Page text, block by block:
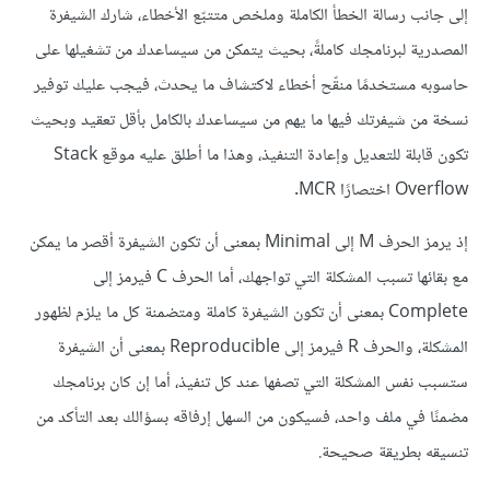
إلى جانب رسالة الخطأ الكاملة وملخص متتبّع الأخطاء، شارك الشيفرة
المصدرية لبرنامجك كاملةً، بحيث يتمكن من سيساعدك من تشغيلها على
حاسوبه مستخدمًا منقّح أخطاء لاكتشاف ما يحدث، فيجب عليك توفير
نسخة من شيفرتك فيها ما يهم من سيساعدك بالكامل بأقل تعقيد وبحيث
تكون قابلة للتعديل وإعادة التنفيذ، وهذا ما أطلق عليه موقع Stack
Overflow اختصارًا MCR.
إذ يرمز الحرف M إلى Minimal بمعنى أن تكون الشيفرة أقصر ما يمكن
مع بقائها تسبب المشكلة التي تواجهك، أما الحرف C فيرمز إلى
Complete بمعنى أن تكون الشيفرة كاملة ومتضمنة كل ما يلزم لظهور
المشكلة، والحرف R فيرمز إلى Reproducible بمعنى أن الشيفرة
ستسبب نفس المشكلة التي تصفها عند كل تنفيذ، أما إن كان برنامجك
مضمنًا في ملف واحد، فسيكون من السهل إرفاقه بسؤالك بعد التأكد من
تنسيقه بطريقة صحيحة.